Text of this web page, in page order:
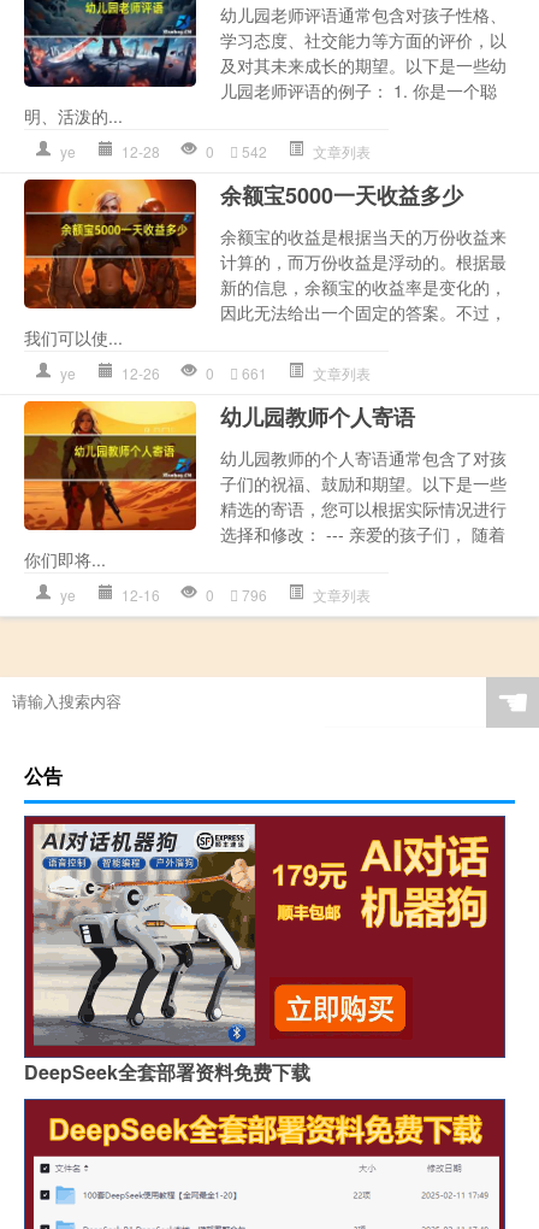
幼儿园老师评语通常包含对孩子性格、
学习态度、社交能力等方面的评价，以
及对其未来成长的期望。以下是一些幼
儿园老师评语的例子： 1. 你是一个聪
明、活泼的...
ye 12-28 0 542 文章列表
余额宝5000一天收益多少
余额宝的收益是根据当天的万份收益来
计算的，而万份收益是浮动的。根据最
新的信息，余额宝的收益率是变化的，
因此无法给出一个固定的答案。不过，
我们可以使...
ye 12-26 0 661 文章列表
幼儿园教师个人寄语
幼儿园教师的个人寄语通常包含了对孩
子们的祝福、鼓励和期望。以下是一些
精选的寄语，您可以根据实际情况进行
选择和修改： --- 亲爱的孩子们， 随着
你们即将...
ye 12-16 0 796 文章列表
☚
公告
DeepSeek全套部署资料免费下载